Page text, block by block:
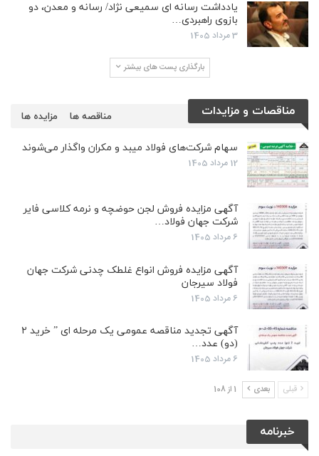
یادداشت رسانه ای سمیعی نژاد/ رسانه و معدن، دو
بازوی راهبردی…
3 مرداد 1405
بارگذاری پست های بیشتر
مناقصات و مزایدات مزایده ها مناقصه ها
سهام شرکت‌های فولاد میبد و مکران واگذار می‌شوند
12 مرداد 1405
آگهی مزایده فروش لجن حوضچه و نرمه کلاسی فایر
شرکت جهان فولاد…
6 مرداد 1405
آگهی مزایده فروش انواع غلطک چدنی شرکت جهان
فولاد سیرجان
6 مرداد 1405
آگهی تجدید مناقصه عمومی یک مرحله ای ” خرید ۲
(دو) عدد…
6 مرداد 1405
قبلی بعدی 1 از 108
خبرنامه